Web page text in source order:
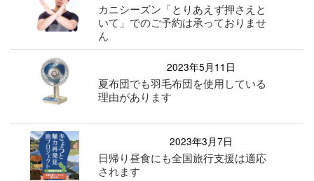
カニシーズン「とりあえず押さえと
いて」でのご予約は承っておりませ
ん
2023年5月11日
夏布団でも羽毛布団を使用している
理由があります
2023年3月7日
日帰り昼食にも全国旅行支援は適応
されます